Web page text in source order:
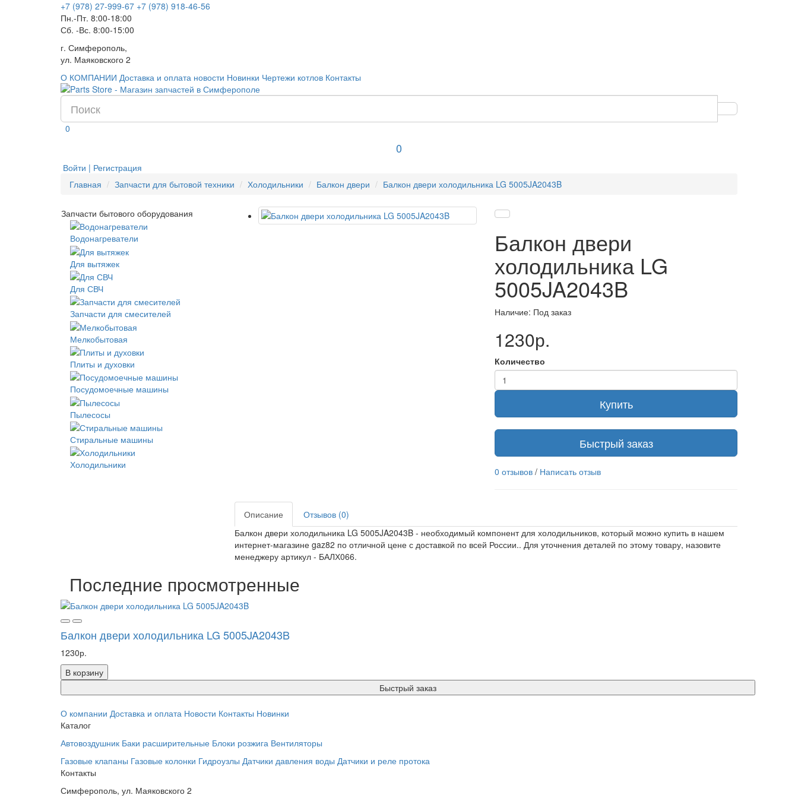
+7 (978) 27-999-67 +7 (978) 918-46-56
Пн.-Пт. 8:00-18:00
Сб. -Вс. 8:00-15:00
г. Симферополь,
ул. Маяковского 2
О КОМПАНИИ Доставка и оплата новости Новинки Чертежи котлов Контакты
0
0
Войти | Регистрация
Главная
Запчасти для бытовой техники Холодильники Балкон двери Балкон двери холодильника LG 5005JA2043B
Запчасти бытового оборудования
Водонагреватели
Для вытяжек
Для СВЧ
Запчасти для смесителей
Мелкобытовая
Плиты и духовки
Посудомоечные машины
Пылесосы
Стиральные машины
Холодильники
Балкон двери
холодильника LG
5005JA2043B
Наличие: Под заказ
1230р.
Количество
Купить
Быстрый заказ
0 отзывов / Написать отзыв
Описание
Отзывов (0)
Балкон двери холодильника LG 5005JA2043B - необходимый компонент для холодильников, который можно купить в нашем
интернет-магазине gaz82 по отличной цене с доставкой по всей России.. Для уточнения деталей по этому товару, назовите
менеджеру артикул - БАЛХ066.
Последние просмотренные
Балкон двери холодильника LG 5005JA2043B
1230р.
В корзину
Быстрый заказ
О компании Доставка и оплата Новости Контакты Новинки
Каталог
Автовоздушник Баки расширительные Блоки розжига Вентиляторы
Газовые клапаны Газовые колонки Гидроузлы Датчики давления воды Датчики и реле протока
Контакты
Симферополь, ул. Маяковского 2